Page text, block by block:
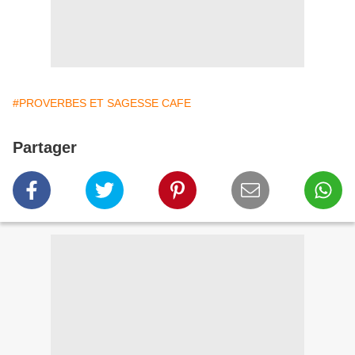
#PROVERBES ET SAGESSE CAFE
Partager